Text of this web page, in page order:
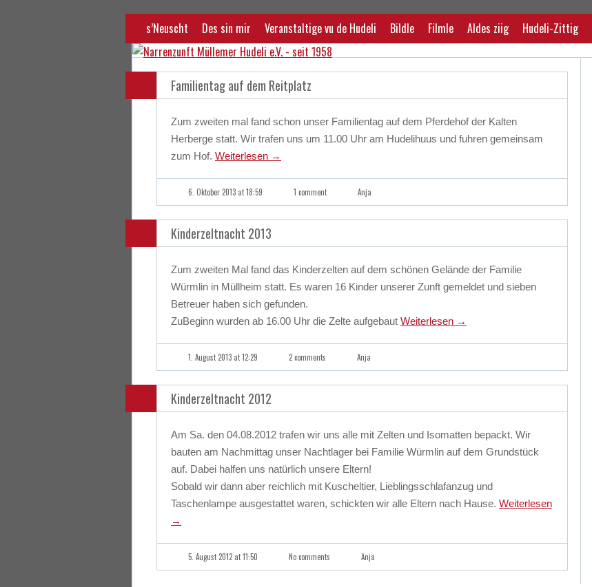
s’Neuscht Des sin mir Veranstaltige vu de Hudeli Bildle Filmle Aldes ziig Hudeli-Zittig
Familientag auf dem Reitplatz
Zum zweiten mal fand schon unser Familientag auf dem Pferdehof der Kalten
Herberge statt. Wir trafen uns um 11.00 Uhr am Hudelihuus und fuhren gemeinsam
zum Hof. Weiterlesen →
6. Oktober 2013 at 18:59 1 comment Anja
Kinderzeltnacht 2013
Zum zweiten Mal fand das Kinderzelten auf dem schönen Gelände der Familie
Würmlin in Müllheim statt. Es waren 16 Kinder unserer Zunft gemeldet und sieben
Betreuer haben sich gefunden.
ZuBeginn wurden ab 16.00 Uhr die Zelte aufgebaut Weiterlesen →
1. August 2013 at 12:29 2 comments Anja
Kinderzeltnacht 2012
Am Sa. den 04.08.2012 trafen wir uns alle mit Zelten und Isomatten bepackt. Wir
bauten am Nachmittag unser Nachtlager bei Familie Würmlin auf dem Grundstück
auf. Dabei halfen uns natürlich unsere Eltern!
Sobald wir dann aber reichlich mit Kuscheltier, Lieblingsschlafanzug und
Taschenlampe ausgestattet waren, schickten wir alle Eltern nach Hause. Weiterlesen
→
5. August 2012 at 11:50 No comments Anja